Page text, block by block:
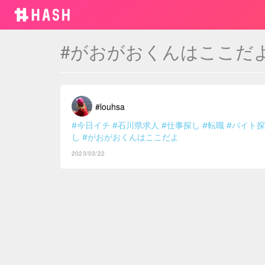
#がおがおくんはここだ
#louhsa
#今日イチ #石川県求人 #仕事探し #転職 #バイト探
し #がおがおくんはここだよ
2023/03/22